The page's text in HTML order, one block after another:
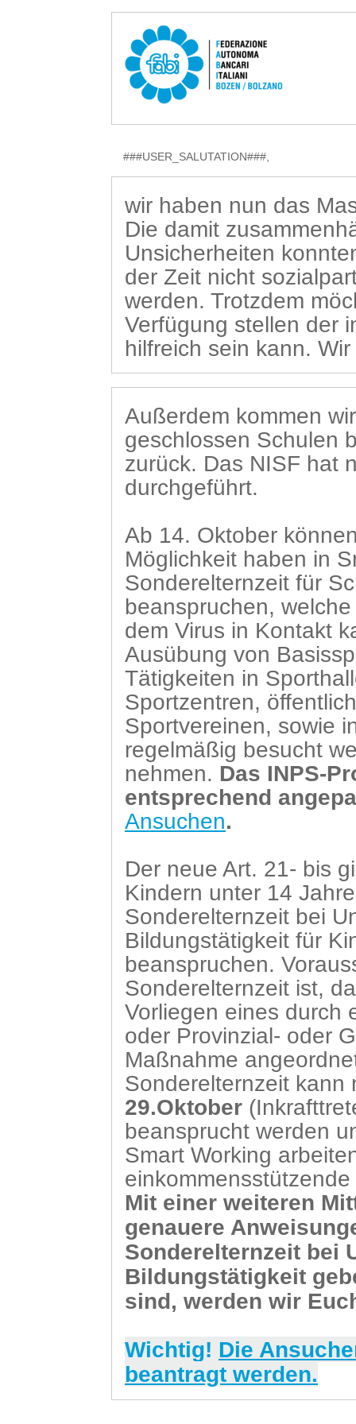
###USER_SALUTATION###,
wir haben nun das
Die damit
Unsicherheiten
der Zeit nicht
werden. Trotzdem
Verfügung stellen der
hilfreich sein kann.
Außerdem kommen
geschlossen Schulen
zurück. Das NISF hat
durchgeführt.
Ab 14. Oktober
Möglichkeit haben in
Sonderelternzeit für
beanspruchen,
dem Virus in Kontakt
Ausübung von
Tätigkeiten in
Sportzentren,
Sportvereinen, sowie
regelmäßig besucht
nehmen. Das INPS-
entsprechend
Ansuchen.
Der neue Art. 21- bis
Kindern unter 14
Sonderelternzeit bei
Bildungstätigkeit für
beanspruchen.
Sonderelternzeit ist,
Vorliegen eines durch
oder Provinzial- oder
Maßnahme
Sonderelternzeit kann
29.Oktober
beansprucht werden
Smart Working
Mit einer weiteren
genauere
Sonderelternzeit bei
Bildungstätigkeit
sind, werden wir
Wichtig! Die
beantragt werden.